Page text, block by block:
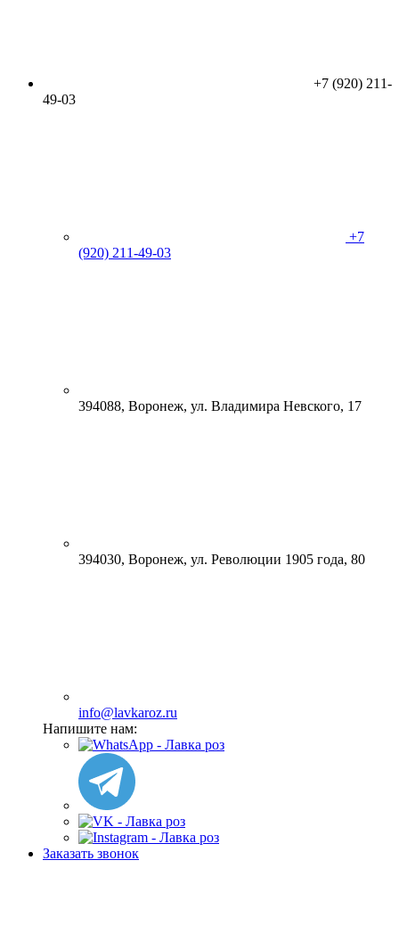
+7 (920) 211-
49-03
+7
(920) 211-49-03
394088, Воронеж, ул. Владимира Невского, 17
394030, Воронеж, ул. Революции 1905 года, 80
info@lavkaroz.ru
Напишите нам:
Заказать звонок